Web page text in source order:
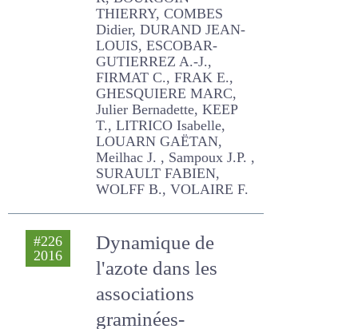
BARRE Philippe, Barillot R,
BOURGOIN THIERRY,
COMBES Didier, DURAND
JEAN-LOUIS, ESCOBAR-
GUTIERREZ A.-J., FIRMAT C.,
FRAK E., GHESQUIERE
MARC, Julier Bernadette,
KEEP T., LITRICO Isabelle,
LOUARN GAËTAN, Meilhac
J. , Sampoux J.P. , SURAULT
FABIEN, WOLFF B., VOLAIRE
F.
#226
2016
Dynamique de
l'azote dans les
associations
graminées-